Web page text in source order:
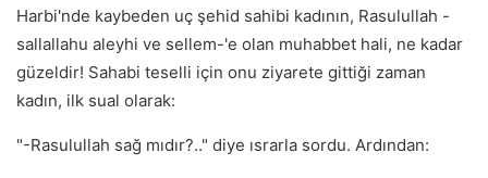
Harbi'nde kaybeden uç şehid sahibi kadının, Rasulullah -
sallallahu aleyhi ve sellem-'e olan muhabbet hali, ne kadar
güzeldir! Sahabi teselli için onu ziyarete gittiği zaman
kadın, ilk sual olarak:
"-Rasulullah sağ mıdır?.." diye ısrarla sordu. Ardından: